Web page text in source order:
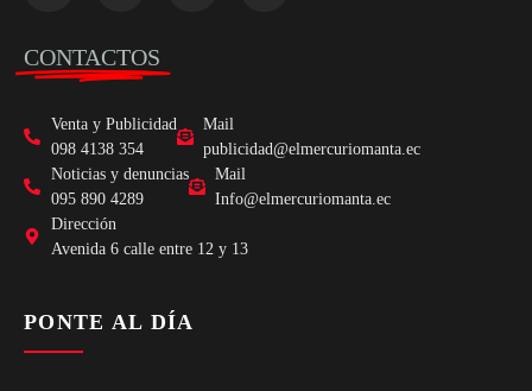
CONTACTOS
Venta y Publicidad
098 4138 354
Mail
publicidad@elmercuriomanta.ec
Noticias y denuncias
095 890 4289
Mail
Info@elmercuriomanta.ec
Dirección
Avenida 6 calle entre 12 y 13
PONTE AL DÍA